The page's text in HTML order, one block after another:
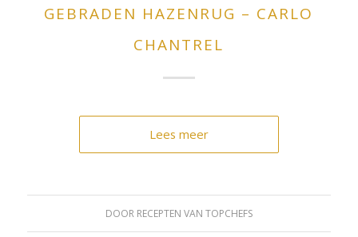
GEBRADEN HAZENRUG – CARLO
CHANTREL
Lees meer
DOOR RECEPTEN VAN TOPCHEFS